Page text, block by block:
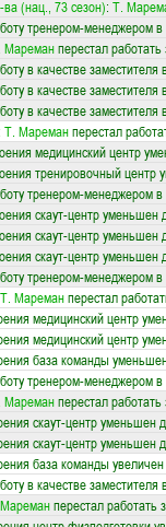
(нац., 73 сезон): Т.
тренером-менеджером
Мареманперестал
в качестве
в качестве
в качестве
Т. Мареманперестал
медицинский центр
тренировочный центр
тренером-менеджером
скаут-центр уменьшен
скаут-центр уменьшен
скаут-центр уменьшен
тренером-менеджером
Т. Мареманперестал
медицинский центр
медицинский центр
база команды
тренером-менеджером
Мареманперестал
скаут-центр уменьшен
скаут-центр уменьшен
база команды
в качестве
перестал работать